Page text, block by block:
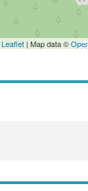
Leaflet | Map data ©